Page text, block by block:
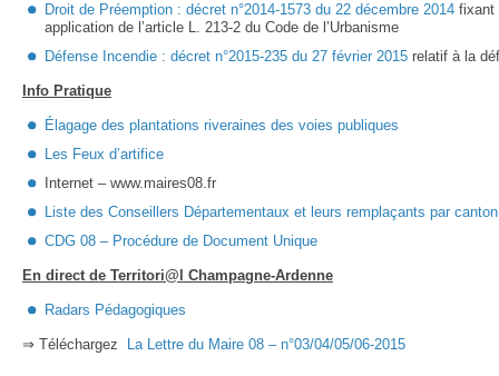
Droit de Préemption : décret n°2014-1573 du 22 décembre 2014 fixant
application de l’article L. 213-2 du Code de l’Urbanisme
Défense Incendie : décret n°2015-235 du 27 février 2015 relatif à la
Info Pratique
Élagage des plantations riveraines des voies publiques
Les Feux d’artifice
Internet – www.maires08.fr
Liste des Conseillers Départementaux et leurs remplaçants par canton
CDG 08 – Procédure de Document Unique
En direct de Territori@l Champagne-Ardenne
Radars Pédagogiques
⇒ Téléchargez La Lettre du Maire 08 – n°03/04/05/06-2015